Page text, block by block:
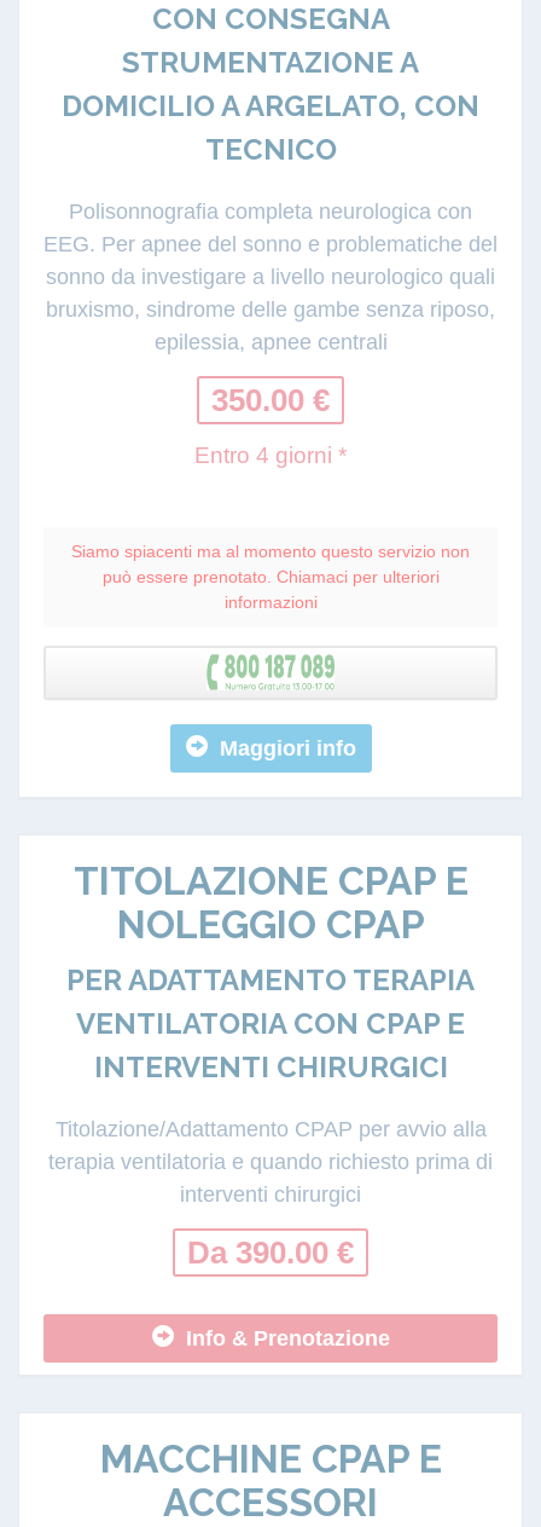
CON CONSEGNA
STRUMENTAZIONE A
DOMICILIO A ARGELATO, CON
TECNICO
Polisonnografia completa neurologica con
EEG. Per apnee del sonno e problematiche del
sonno da investigare a livello neurologico quali
bruxismo, sindrome delle gambe senza riposo,
epilessia, apnee centrali
350.00 €
Entro 4 giorni *
Siamo spiacenti ma al momento questo servizio non
può essere prenotato. Chiamaci per ulteriori
informazioni
Maggiori info
TITOLAZIONE CPAP E
NOLEGGIO CPAP
PER ADATTAMENTO TERAPIA
VENTILATORIA CON CPAP E
INTERVENTI CHIRURGICI
Titolazione/Adattamento CPAP per avvio alla
terapia ventilatoria e quando richiesto prima di
interventi chirurgici
Da 390.00 €
Info & Prenotazione
MACCHINE CPAP E
ACCESSORI